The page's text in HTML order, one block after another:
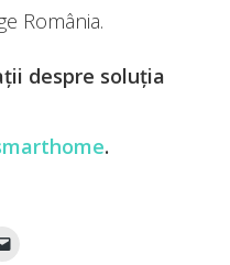
România.
despre soluția
.